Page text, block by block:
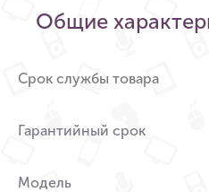
Общие
Срок службы товара
Гарантийный срок
Модель